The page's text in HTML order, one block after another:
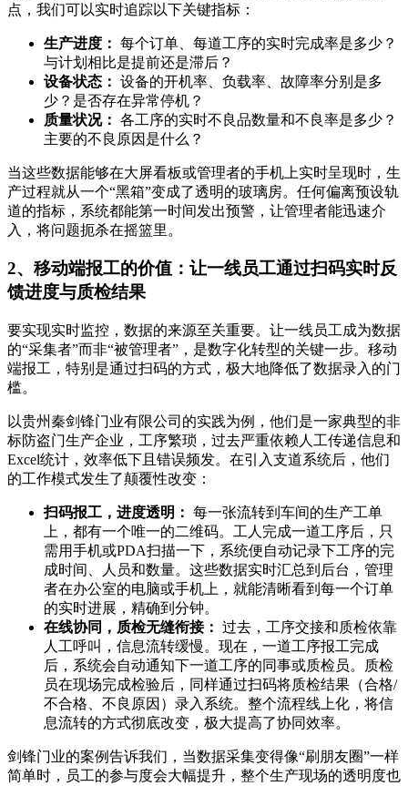
点，我们可以实时追踪以下关键指标：
生产进度： 每个订单、每道工序的实时完成率是多少？
与计划相比是提前还是滞后？
设备状态： 设备的开机率、负载率、故障率分别是多
少？是否存在异常停机？
质量状况： 各工序的实时不良品数量和不良率是多少？
主要的不良原因是什么？
当这些数据能够在大屏看板或管理者的手机上实时呈现时，生
产过程就从一个“黑箱”变成了透明的玻璃房。任何偏离预设轨
道的指标，系统都能第一时间发出预警，让管理者能迅速介
入，将问题扼杀在摇篮里。
2、移动端报工的价值：让一线员工通过扫码实时反
馈进度与质检结果
要实现实时监控，数据的来源至关重要。让一线员工成为数据
的“采集者”而非“被管理者”，是数字化转型的关键一步。移动
端报工，特别是通过扫码的方式，极大地降低了数据录入的门
槛。
以贵州秦剑锋门业有限公司的实践为例，他们是一家典型的非
标防盗门生产企业，工序繁琐，过去严重依赖人工传递信息和
Excel统计，效率低下且错误频发。在引入支道系统后，他们
的工作模式发生了颠覆性改变：
扫码报工，进度透明： 每一张流转到车间的生产工单
上，都有一个唯一的二维码。工人完成一道工序后，只
需用手机或PDA扫描一下，系统便自动记录下工序的完
成时间、人员和数量。这些数据实时汇总到后台，管理
者在办公室的电脑或手机上，就能清晰看到每一个订单
的实时进展，精确到分钟。
在线协同，质检无缝衔接： 过去，工序交接和质检依靠
人工呼叫，信息流转缓慢。现在，一道工序报工完成
后，系统会自动通知下一道工序的同事或质检员。质检
员在现场完成检验后，同样通过扫码将质检结果（合格/
不合格、不良原因）录入系统。整个流程线上化，将信
息流转的方式彻底改变，极大提高了协同效率。
剑锋门业的案例告诉我们，当数据采集变得像“刷朋友圈”一样
简单时，员工的参与度会大幅提升，整个生产现场的透明度也